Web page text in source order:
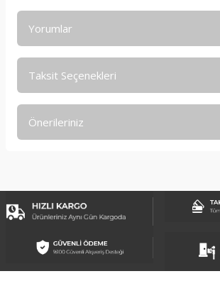
Yorumlar
Taksit Seçenekleri
Önerileriniz
Görüş ve önerileriniz için teşekkür ederiz.
Ürün açıklamasında eksik bilgiler bulunuyor.
Ürün bilgilerinde hatalar bulunuyor.